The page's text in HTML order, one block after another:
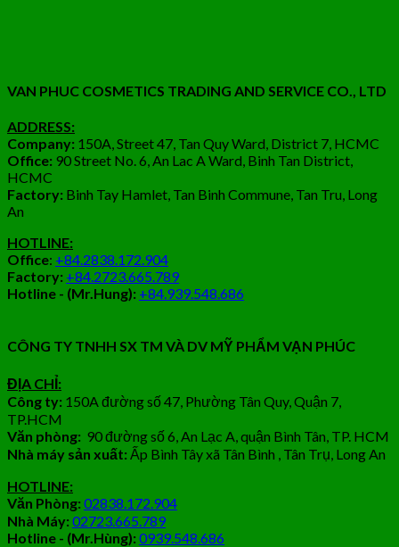
VAN PHUC COSMETICS TRADING AND SERVICE CO., LTD
ADDRESS:
Company: 150A, Street 47, Tan Quy Ward, District 7, HCMC
Office: 90 Street No. 6, An Lac A Ward, Binh Tan District,
HCMC
Factory: Binh Tay Hamlet, Tan Binh Commune, Tan Tru, Long
An
HOTLINE:
Office: +84.2838.172.904
Factory: +84.2723.665.789
Hotline - (Mr.Hung): +84.939.548.686
CÔNG TY TNHH SX TM VÀ DV MỸ PHẨM VẠN PHÚC
ĐỊA CHỈ:
Công ty: 150A đường số 47, Phường Tân Quy, Quận 7,
TP.HCM
Văn phòng: 90 đường số 6, An Lạc A, quận Bình Tân, TP. HCM
Nhà máy sản xuất: Ấp Bình Tây xã Tân Bình , Tân Trụ, Long An
HOTLINE:
Văn Phòng:02838.172.904
Nhà Máy:02723.665.789
Hotline - (Mr.Hùng):0939.548.686